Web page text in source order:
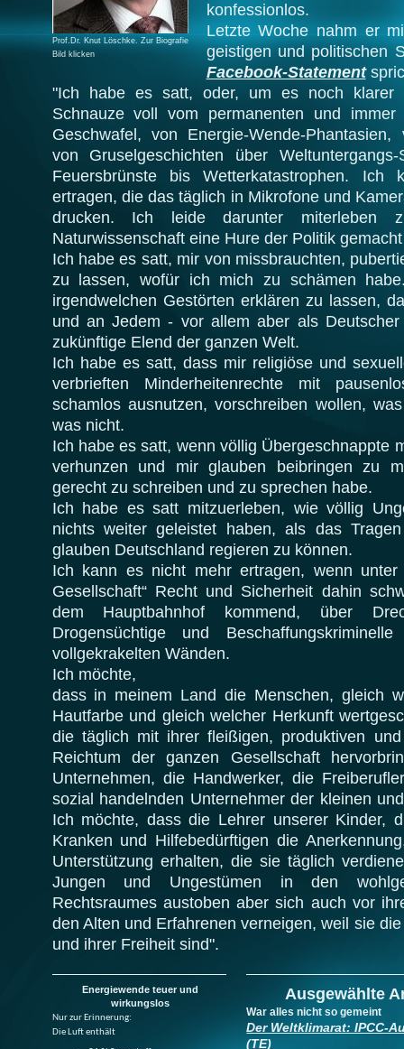
Prof.Dr. Knut Löschke. Zur Biografie
Bild klicken
konfessionlos.
Letzte Woche nahm er
geistigen und politischen
Facebook-Statement
"Ich habe es satt, oder, um es noch klarer
Schnauze voll vom permanenten und
Geschwafel, von Energie-Wende-Phantasien,
von Gruselgeschichten über
Feuersbrünste bis Wetterkatastrophen.
ertragen, die das täglich in Mikrofone und
drucken. Ich leide darunter
Naturwissenschaft eine Hure der Politik
Ich habe es satt, mir von missbrauchten,
zu lassen, wofür ich mich zu schämen
irgendwelchen Gestörten erklären zu lassen,
und an Jedem - vor allem aber als
zukünftige Elend der ganzen Welt.
Ich habe es satt, dass mir religiöse und
verbrieften Minderheitenrechte mit
schamlos ausnutzen, vorschreiben wollen,
was nicht.
Ich habe es satt, wenn völlig Übergeschnappte
verhunzen und mir glauben beibringen zu
gerecht zu schreiben und zu sprechen habe.
Ich habe es satt mitzuerleben, wie völlig
nichts weiter geleistet haben, als das
glauben Deutschland regieren zu können.
Ich kann es nicht mehr ertragen, wenn unter
Gesellschaft“ Recht und Sicherheit dahin
dem Hauptbahnhof kommend, über
Drogensüchtige und
vollgekrakelten Wänden.
Ich möchte,
dass in meinem Land die Menschen, gleich
Hautfarbe und gleich welcher Herkunft
die täglich mit ihrer fleißigen, produktiven
Reichtum der ganzen Gesellschaft
Unternehmen, die Handwerker, die
sozial handelnden Unternehmer der kleinen
Ich möchte, dass die Lehrer unserer Kinder,
Kranken und Hilfebedürftigen die
Unterstützung erhalten, die sie täglich
Jungen und Ungestümen in den
Rechtsraumes austoben aber sich auch vor
den Alten und Erfahrenen verneigen, weil sie
und ihrer Freiheit sind".
Energiewende teuer und
wirkungslos
Nur zur Erinnerung:
Die Luft enthält
Ausgewählte
War alles nicht so gemeint
Der Weltklimarat: IPCC-
(TE)